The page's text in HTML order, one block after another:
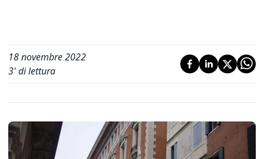
18 novembre 2022
3' di lettura